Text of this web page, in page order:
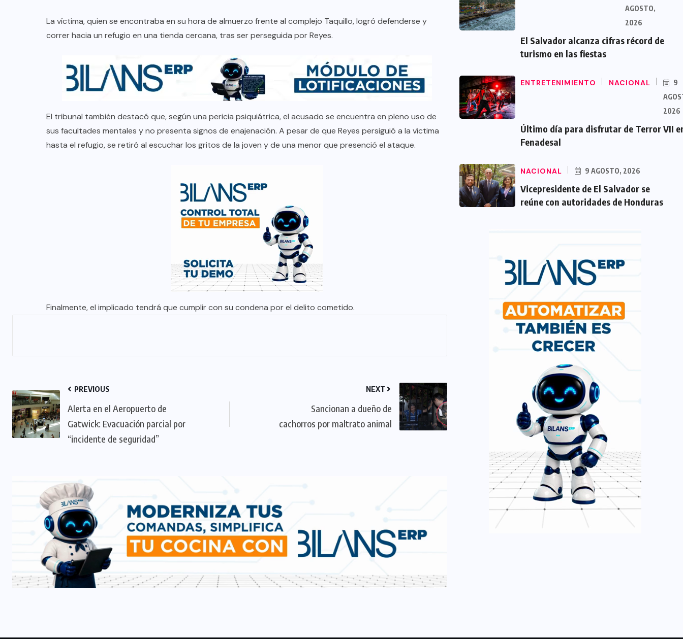
La víctima, quien se encontraba en su hora de almuerzo frente al complejo Taquillo, logró defenderse y
correr hacia un refugio en una tienda cercana, tras ser perseguida por Reyes.
El tribunal también destacó que, según una pericia psiquiátrica, el acusado se encuentra en pleno uso de
sus facultades mentales y no presenta signos de enajenación. A pesar de que Reyes persiguió a la víctima
hasta el refugio, se retiró al escuchar los gritos de la joven y de una menor que presenció el ataque.
Finalmente, el implicado tendrá que cumplir con su condena por el delito cometido.
PREVIOUS
Alerta en el Aeropuerto de
Gatwick: Evacuación parcial por
“incidente de seguridad”
NEXT
Sancionan a dueño de
cachorros por maltrato animal
AGOSTO,
2026
El Salvador alcanza cifras récord de
turismo en las fiestas
ENTRETENIMIENTO NACIONAL
9
2026
Último día para disfrutar de Terror VII
Fenadesal
NACIONAL 9 AGOSTO, 2026
Vicepresidente de El Salvador se
reúne con autoridades de Honduras